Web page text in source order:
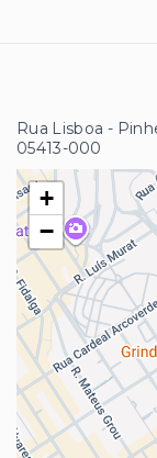
Rua Lisboa -
05413-000
+
−